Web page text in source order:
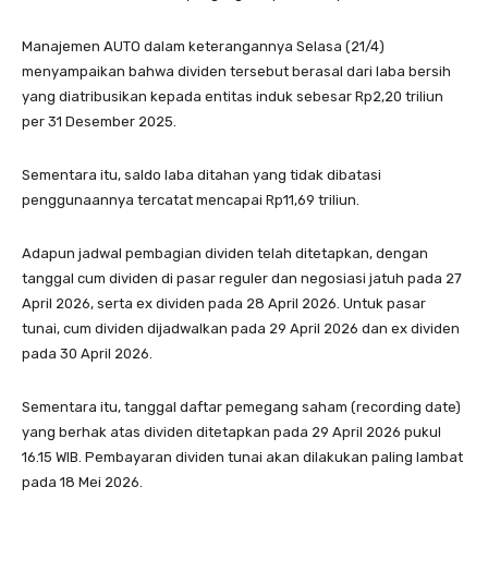
Manajemen AUTO dalam keterangannya Selasa (21/4)
menyampaikan bahwa dividen tersebut berasal dari laba bersih
yang diatribusikan kepada entitas induk sebesar Rp2,20 triliun
per 31 Desember 2025.
Sementara itu, saldo laba ditahan yang tidak dibatasi
penggunaannya tercatat mencapai Rp11,69 triliun.
Adapun jadwal pembagian dividen telah ditetapkan, dengan
tanggal cum dividen di pasar reguler dan negosiasi jatuh pada 27
April 2026, serta ex dividen pada 28 April 2026. Untuk pasar
tunai, cum dividen dijadwalkan pada 29 April 2026 dan ex dividen
pada 30 April 2026.
Sementara itu, tanggal daftar pemegang saham (recording date)
yang berhak atas dividen ditetapkan pada 29 April 2026 pukul
16.15 WIB. Pembayaran dividen tunai akan dilakukan paling lambat
pada 18 Mei 2026.